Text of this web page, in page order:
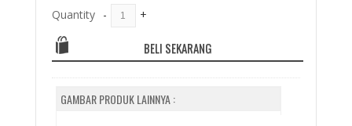
Quantity - +
BELI SEKARANG
GAMBAR PRODUK LAINNYA :